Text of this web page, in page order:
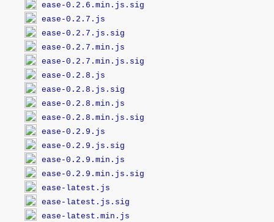
ease-0.2.6.min.js.sig
ease-0.2.7.js
ease-0.2.7.js.sig
ease-0.2.7.min.js
ease-0.2.7.min.js.sig
ease-0.2.8.js
ease-0.2.8.js.sig
ease-0.2.8.min.js
ease-0.2.8.min.js.sig
ease-0.2.9.js
ease-0.2.9.js.sig
ease-0.2.9.min.js
ease-0.2.9.min.js.sig
ease-latest.js
ease-latest.js.sig
ease-latest.min.js